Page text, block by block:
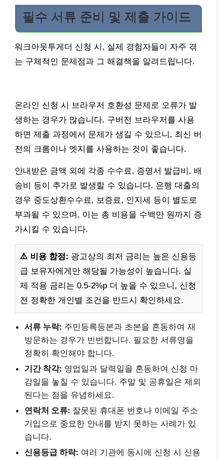
필수 서류 준비 및 제출 가이드
워크아웃투게더 신청 시, 실제 경험자들이 자주 겪
는 구체적인 문제점과 그 해결책을 알려드립니다.
온라인 신청 시 브라우저 호환성 문제로 오류가 발
생하는 경우가 많습니다. 구버전 브라우저를 사용
하면 제출 과정에서 문제가 생길 수 있으니, 최신 버
전의 크롬이나 엣지를 사용하는 것이 좋습니다.
안내받은 금액 외에 각종 수수료, 증명서 발급비, 배
송비 등이 추가로 발생할 수 있습니다. 은행 대출의
경우 중도상환수수료, 보증료, 인지세 등이 별도로
부과될 수 있으며, 이는 총 비용을 수백만 원까지 증
가시킬 수 있습니다.
⚠️ 비용 함정: 광고상의 최저 금리는 높은 신용등
급 보유자에게만 해당될 가능성이 높습니다. 실
제 적용 금리는 0.5-2%p 더 높을 수 있으니, 신청
전 정확한 개인별 조건을 반드시 확인하세요.
서류 누락: 주민등록등본과 초본을 혼동하여 재
방문하는 경우가 빈번합니다. 필요한 서류명을
정확히 확인해야 합니다.
기간 착각: 영업일과 달력일을 혼동하여 신청 마
감일을 놓칠 수 있습니다. 주말 및 공휴일은 제외
된다는 점을 유념하세요.
연락처 오류: 잘못된 휴대폰 번호나 이메일 주소
기입으로 중요한 안내를 받지 못하는 사례가 있
습니다.
신용등급 하락: 여러 기관에 동시에 신청 시 신용